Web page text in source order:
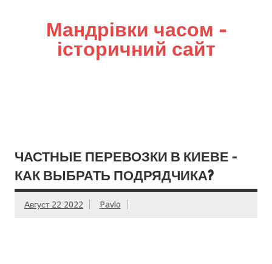
Мандрівки часом –
історичний сайт
ЧАСТНЫЕ ПЕРЕВОЗКИ В КИЕВЕ –
КАК ВЫБРАТЬ ПОДРЯДЧИКА?
Август 22 2022 Pavlo